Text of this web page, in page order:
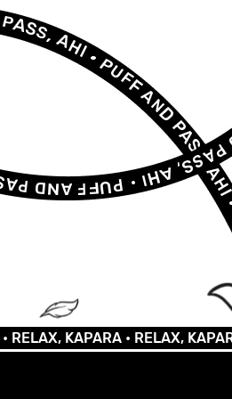
KAPARA •RELAX, KAPARA •